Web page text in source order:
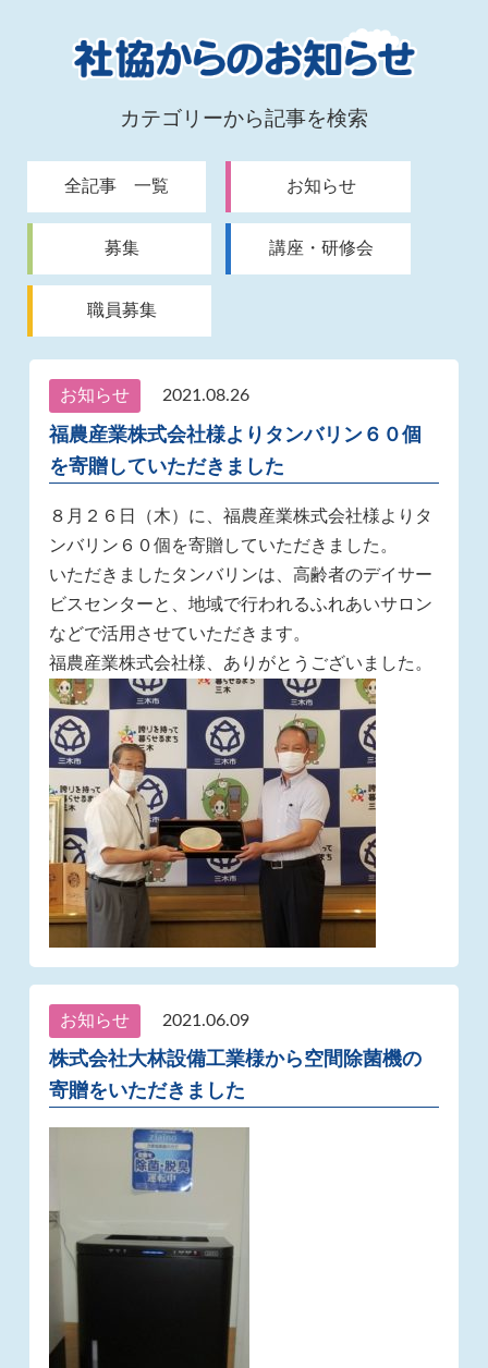
カテゴリーから記事を検索
全記事 一覧 お知らせ
募集 講座・研修会
職員募集
お知らせ 2021.08.26
福農産業株式会社様よりタンバリン６０個
を寄贈していただきました
８月２６日（木）に、福農産業株式会社様よりタ
ンバリン６０個を寄贈していただきました。
いただきましたタンバリンは、高齢者のデイサー
ビスセンターと、地域で行われるふれあいサロン
などで活用させていただきます。
福農産業株式会社様、ありがとうございました。
お知らせ 2021.06.09
株式会社大林設備工業様から空間除菌機の
寄贈をいただきました